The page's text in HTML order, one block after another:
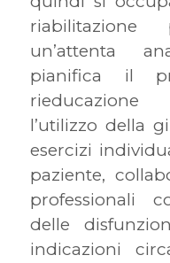
riabilitazione
un’attenta
pianifica il
rieducazione
l’utilizzo della
esercizi
paziente,
professionali
delle
indicazioni